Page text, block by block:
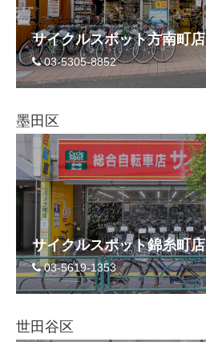
サイクルスポット方南町店
03-5305-8852
墨田区
サイクルスポット錦糸町店
03-5619-1353
世田谷区